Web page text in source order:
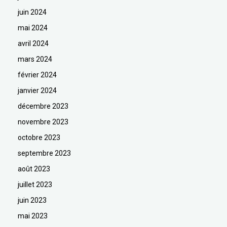
juin 2024
mai 2024
avril 2024
mars 2024
février 2024
janvier 2024
décembre 2023
novembre 2023
octobre 2023
septembre 2023
août 2023
juillet 2023
juin 2023
mai 2023